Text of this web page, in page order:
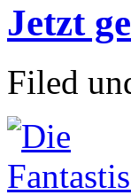
Jetzt
Filed